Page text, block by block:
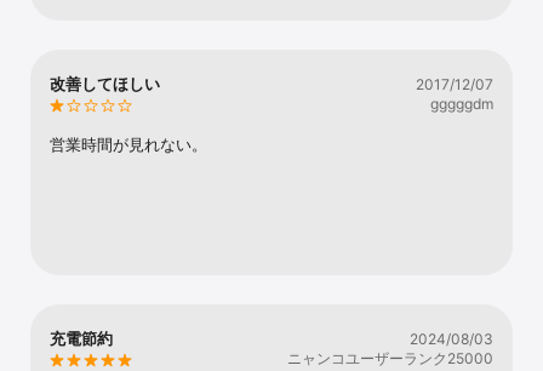
改善してほしい
2017/12/07
gggggdm
営業時間が見れない。
充電節約
2024/08/03
ニャンコユーザーランク25000